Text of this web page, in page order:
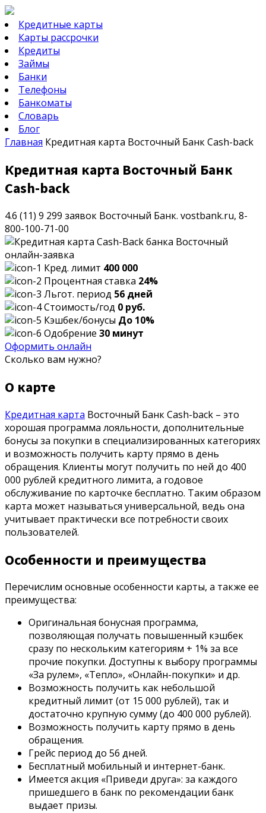
Кредитные карты
Карты рассрочки
Кредиты
Займы
Банки
Телефоны
Банкоматы
Словарь
Блог
Главная Кредитная карта Восточный Банк Cash-back
Кредитная карта Восточный Банк
Cash-back
4.6 (11) 9 299 заявок Восточный Банк. vostbank.ru, 8-
800-100-71-00
Кред. лимит 400 000
Процентная ставка 24%
Льгот. период 56 дней
Стоимость/год 0 руб.
Кэшбек/бонусы До 10%
Одобрение 30 минут
Оформить онлайн
Сколько вам нужно?
О карте
Кредитная карта Восточный Банк Cash-back – это
хорошая программа лояльности, дополнительные
бонусы за покупки в специализированных категориях
и возможность получить карту прямо в день
обращения. Клиенты могут получить по ней до 400
000 рублей кредитного лимита, а годовое
обслуживание по карточке бесплатно. Таким образом
карта может называться универсальной, ведь она
учитывает практически все потребности своих
пользователей.
Особенности и преимущества
Перечислим основные особенности карты, а также ее
преимущества:
Оригинальная бонусная программа,
позволяющая получать повышенный кэшбек
сразу по нескольким категориям + 1% за все
прочие покупки. Доступны к выбору программы
«За рулем», «Тепло», «Онлайн-покупки» и др.
Возможность получить как небольшой
кредитный лимит (от 15 000 рублей), так и
достаточно крупную сумму (до 400 000 рублей).
Возможность получить карту прямо в день
обращения.
Грейс период до 56 дней.
Бесплатный мобильный и интернет-банк.
Имеется акция «Приведи друга»: за каждого
пришедшего в банк по рекомендации банк
выдает призы.